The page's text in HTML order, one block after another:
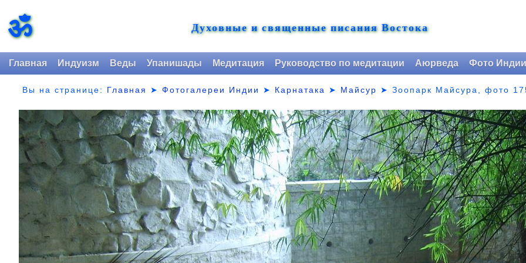
ॐ Духовные и священные писания Востока
Главная Индуизм Веды Упанишады Медитация Руководство по медитации Аюрведа Фото Индии
Вы на странице: Главная ➤Фотогалереи Индии ➤ Карнатака ➤ Майсур ➤Зоопарк Майсура, фото